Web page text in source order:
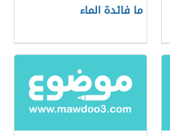
ما فائدة الماء